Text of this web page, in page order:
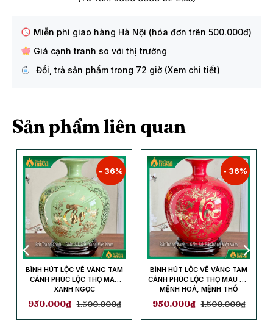
Miễn phí giao hàng Hà Nội (hóa đơn trên 500.000đ)
Giá cạnh tranh so với thị trường
Đổi, trả sản phẩm trong 72 giờ (Xem chi tiết)
Sản phẩm liên quan
- 36%
BÌNH HÚT LỘC VẼ VÀNG TAM
CẢNH PHÚC LỘC THỌ MÀU
XANH NGỌC
950.000₫ 1.500.000₫
- 36%
BÌNH HÚT LỘC VẼ VÀNG TAM
CẢNH PHÚC LỘC THỌ MÀU ĐỎ
MỆNH HOẢ, MỆNH THỔ
950.000₫ 1.500.000₫